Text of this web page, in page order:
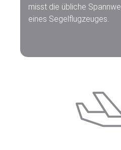
misst die übliche
eines Segelflugzeuges.